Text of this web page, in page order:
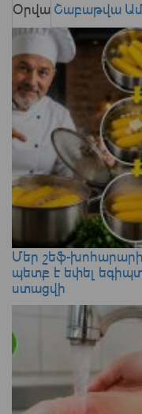
Օրվա Շաբաթվա
Մեր շեֆ-
պետք է եփել
ստացվի